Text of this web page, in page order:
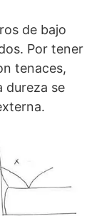
de bajo
Por tener
tenaces,
dureza se